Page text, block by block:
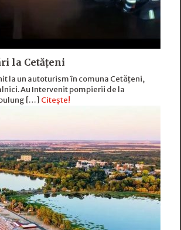
la Cetățeni
la un autoturism în comuna Cetățeni,
Au Intervenit pompierii de la
[…] Citește!